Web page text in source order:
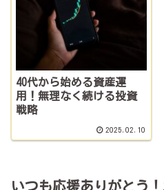
40代から始める資産運
用！無理なく続ける投資
戦略
2025.02.10
いつも応援ありがとう